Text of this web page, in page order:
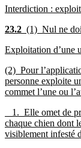
Interdiction :
23.2 (1) Nul ne
Exploitation d’une
(2) Pour
personne exploite
commet l’une ou
1. Elle omet de
chaque chien dont
visiblement infesté